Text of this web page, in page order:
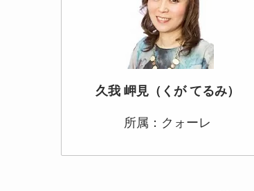
久我 岬見（くが てるみ）
所属：クォーレ